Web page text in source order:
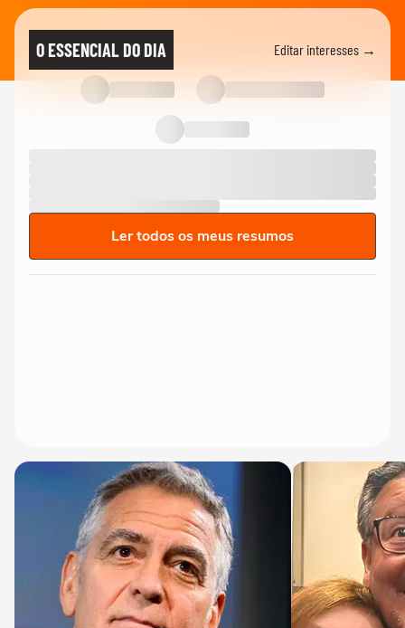
O ESSENCIAL DO DIA Editar interesses →
Ler todos os meus resumos